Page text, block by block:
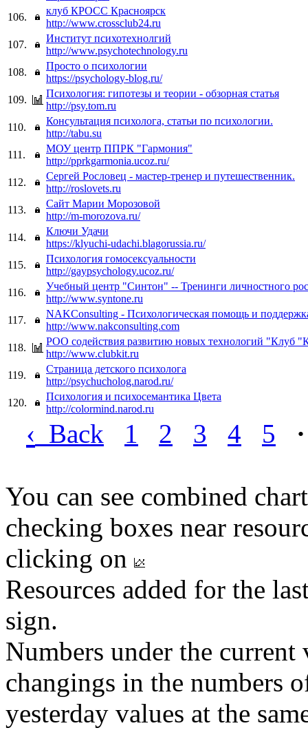
106.
клуб КРОСС Красноярск
http://www.crossclub24.ru
107.
Институт психотехнолгий
http://www.psychotechnology.ru
108.
Просто о психологии
https://psychology-blog.ru/
109.
Психология: гипотезы и теории - обзорная статья
http://psy.tom.ru
110.
Консультация психолога, статьи по психологии.
http://tabu.su
111.
МОУ центр ППРК "Гармония"
http://pprkgarmonia.ucoz.ru/
112.
Сергей Рословец - мастер-тренер и путешественник.
http://roslovets.ru
113.
Сайт Марии Морозовой
http://m-morozova.ru/
114.
Ключи Удачи
https://klyuchi-udachi.blagorussia.ru/
115.
Психология гомосексуальности
http://gaypsychology.ucoz.ru/
116.
Учебный центр "Синтон" -- Тренинги личностного
http://www.syntone.ru
117.
NAKConsulting - Психологическая помощь и
http://www.nakconsulting.com
118.
РОО содействия развитию новых технологий "Клуб
http://www.clubkit.ru
119.
Страница детского психолога
http://psychucholog.narod.ru/
120.
Психология и психосемантика Цвета
http://colormind.narod.ru
‹ Back 1 2 3 4 5
You can see combined
checking boxes near
clicking on
Resources added for the
sign.
Numbers under the
changings in the numbers
yesterday values at the